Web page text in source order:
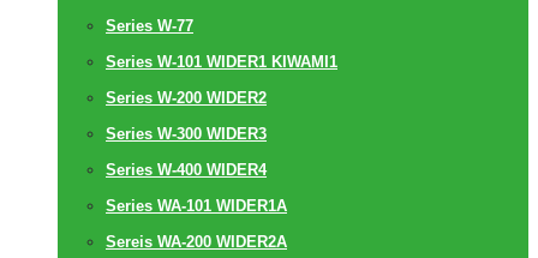
Series W-77
Series W-101 WIDER1 KIWAMI1
Series W-200 WIDER2
Series W-300 WIDER3
Series W-400 WIDER4
Series WA-101 WIDER1A
Sereis WA-200 WIDER2A